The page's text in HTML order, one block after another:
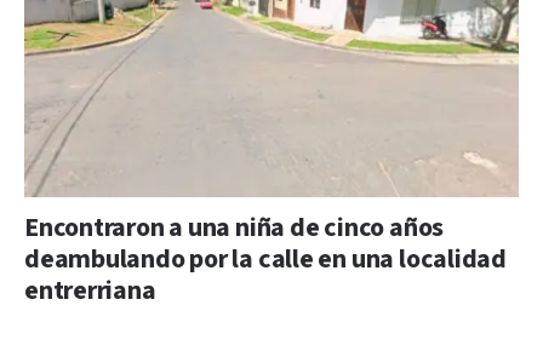
Encontraron a una niña de cinco años
deambulando por la calle en una localidad
entrerriana